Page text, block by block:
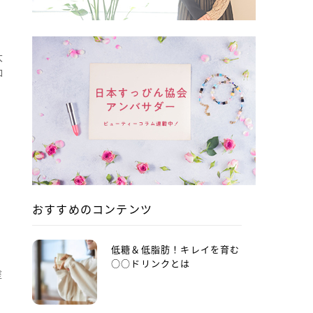
おすすめのコンテンツ
低糖＆低脂肪！キレイを育む
○○ドリンクとは